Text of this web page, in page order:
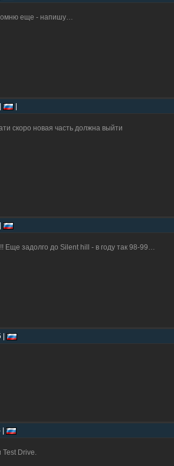
еще - напишу…
скоро новая часть должна выйти
задолго до Silent hill - в году так 98-99…
Test Drive.